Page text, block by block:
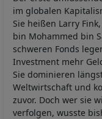
im globalen
Sie heißen Larry
bin Mohammed bin
schweren Fonds
Investment mehr
Sie dominieren
Weltwirtschaft und
zuvor. Doch wer sie
verfolgen, wusste